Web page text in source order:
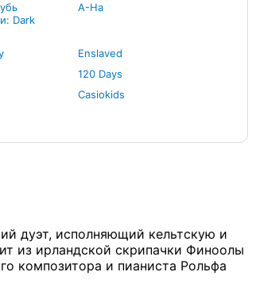
Dark
A-Ha
Enslaved
120 Days
Casiokids
дуэт, исполняющий кельтскую и
из ирландской скрипачки Финоолы
композитора и пианиста Рольфа